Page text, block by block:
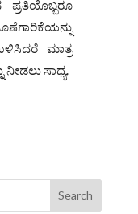
ಪ್ರತಿಯೊಬ್ಬರೂ
ಉಳಿಸಿದರೆ ಮಾತ್ರ
ಸಾಧ್ಯ.
Search